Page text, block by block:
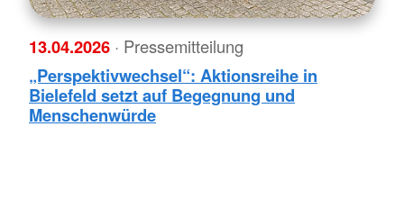
13.04.2026 · Pressemitteilung
„Perspektivwechsel“: Aktionsreihe in
Bielefeld setzt auf Begegnung und
Menschenwürde